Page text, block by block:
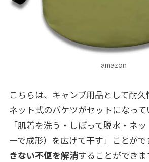
amazon
こちらは、キャンプ用品として耐
ネット式のバケツがセットになっ
「肌着を洗う・しぼって脱水・ネ
ーで成形）を広げて干す」ことがで
きない不便を解消することができま